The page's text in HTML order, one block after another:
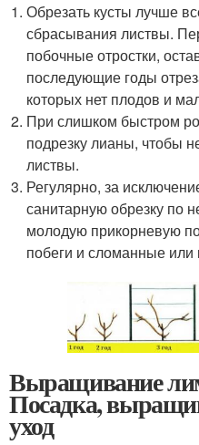
Обрезать кусты лучше
сбрасывания листвы.
побочные отростки,
последующие годы
которых нет плодов и
При слишком быстром
подрезку лианы, чтобы
листвы.
Регулярно, за
санитарную обрезку по
молодую прикорневую
побеги и сломанные
Выращивание
Посадка,
уход